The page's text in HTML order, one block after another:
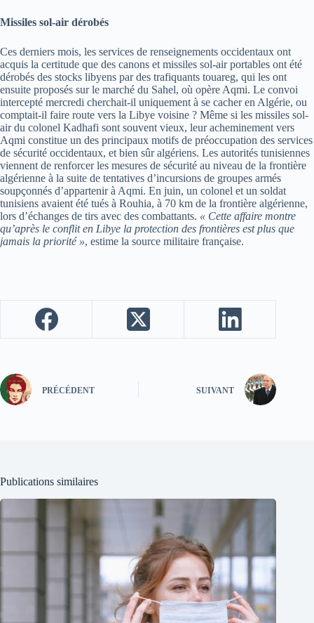
Missiles sol-air dérobés
Ces derniers mois, les services de renseignements occidentaux ont
acquis la certitude que des canons et missiles sol-air portables ont été
dérobés des stocks libyens par des trafiquants touareg, qui les ont
ensuite proposés sur le marché du Sahel, où opère Aqmi. Le convoi
intercepté mercredi cherchait-il uniquement à se cacher en Algérie, ou
comptait-il faire route vers la Libye voisine ? Même si les missiles sol-
air du colonel Kadhafi sont souvent vieux, leur acheminement vers
Aqmi constitue un des principaux motifs de préoccupation des services
de sécurité occidentaux, et bien sûr algériens. Les autorités tunisiennes
viennent de renforcer les mesures de sécurité au niveau de la frontière
algérienne à la suite de tentatives d’incursions de groupes armés
soupçonnés d’appartenir à Aqmi. En juin, un colonel et un soldat
tunisiens avaient été tués à Rouhia, à 70 km de la frontière algérienne,
lors d’échanges de tirs avec des combattants. « Cette affaire montre
qu’après le conflit en Libye la protection des frontières est plus que
jamais la priorité », estime la source militaire française.
PRÉCÉDENT SUIVANT
Publications similaires